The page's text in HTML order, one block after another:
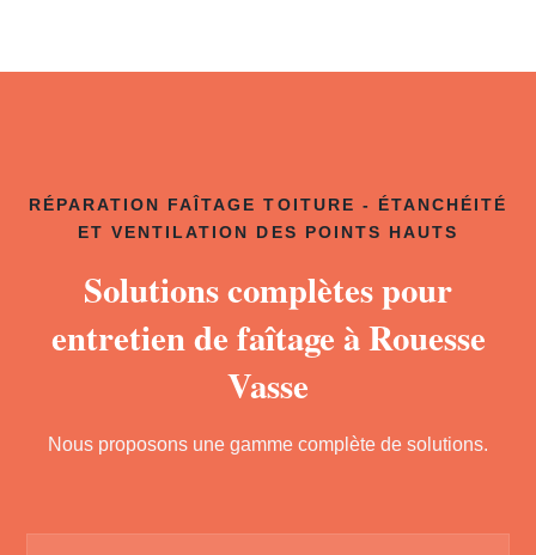
RÉPARATION FAÎTAGE TOITURE - ÉTANCHÉITÉ
ET VENTILATION DES POINTS HAUTS
Solutions complètes pour
entretien de faîtage à Rouesse
Vasse
Nous proposons une gamme complète de solutions.